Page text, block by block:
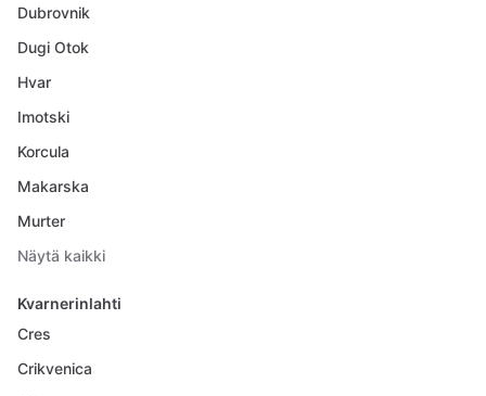
Dubrovnik
Dugi Otok
Hvar
Imotski
Korcula
Makarska
Murter
Näytä kaikki
Kvarnerinlahti
Cres
Crikvenica